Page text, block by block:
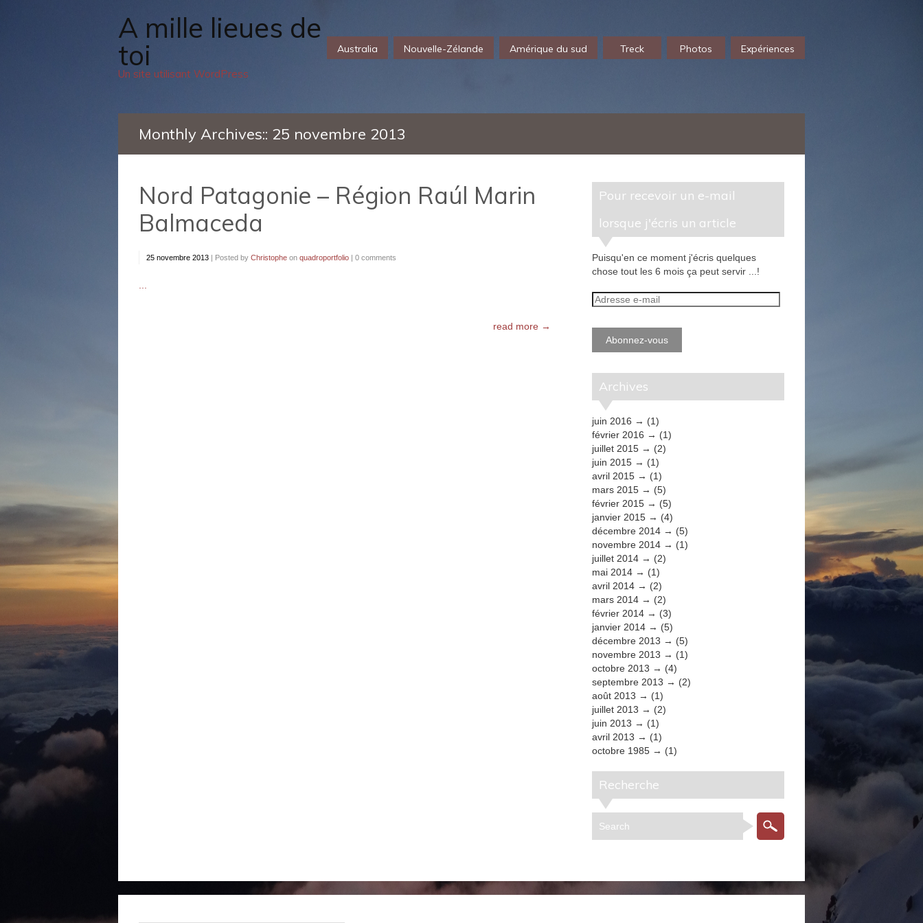
Australia Nouvelle-Zélande Amérique du sud Treck Photos Expériences
A mille lieues de
toi
Un site utilisant WordPress
Monthly Archives:: 25 novembre 2013
Nord Patagonie – Région Raúl Marin
Balmaceda
25 novembre 2013 | Posted by Christophe on quadroportfolio | 0 comments
read more →
Pour recevoir un e-mail
lorsque j'écris un article
Puisqu'en ce moment j'écris quelques
chose tout les 6 mois ça peut servir ...!
Adresse
mail
Abonnez-vous
Archives
juin 2016
(1)
février 2016
(1)
juillet 2015
(2)
juin 2015
(1)
avril 2015
(1)
mars 2015
(5)
février 2015
(5)
janvier 2015
(4)
décembre 2014
(5)
novembre 2014
(1)
juillet 2014
(2)
mai 2014
(1)
avril 2014
(2)
mars 2014
(2)
février 2014
(3)
janvier 2014
(5)
décembre 2013
(5)
novembre 2013
(1)
octobre 2013
(4)
septembre 2013
(2)
août 2013
(1)
juillet 2013
(2)
juin 2013
(1)
avril 2013
(1)
octobre 1985
(1)
Recherche